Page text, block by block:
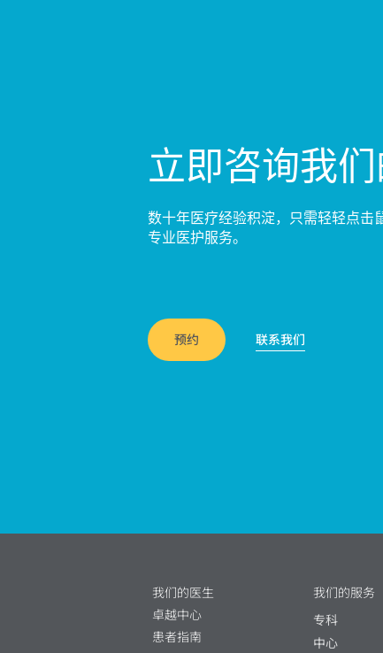
立即咨询我们
数十年医疗经验积淀，只需轻轻点击
专业医护服务。
预约 联系我们
我们的医生
卓越中心
患者指南
我们的服务
专科
中心